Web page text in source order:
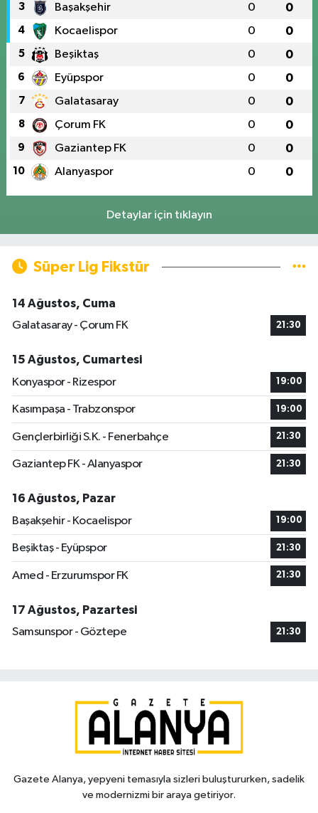
3 Başakşehir 0 0
4 Kocaelispor 0 0
5 Beşiktaş 0 0
6 Eyüpspor 0 0
7 Galatasaray 0 0
8 Çorum FK 0 0
9 Gaziantep FK 0 0
10 Alanyaspor 0 0
Detaylar için tıklayın
Süper Lig Fikstür
14 Ağustos, Cuma
Galatasaray - Çorum FK
21:30
15 Ağustos, Cumartesi
Konyaspor - Rizespor
19:00
Kasımpaşa - Trabzonspor 19:00
Gençlerbirliği S.K. - Fenerbahçe 21:30
Gaziantep FK - Alanyaspor 21:30
16 Ağustos, Pazar
Başakşehir - Kocaelispor
19:00
Beşiktaş - Eyüpspor 21:30
Amed - Erzurumspor FK 21:30
17 Ağustos, Pazartesi
Samsunspor - Göztepe
21:30
Gazete Alanya, yepyeni temasıyla sizleri buluştururken, sadelik
ve modernizmi bir araya getiriyor.